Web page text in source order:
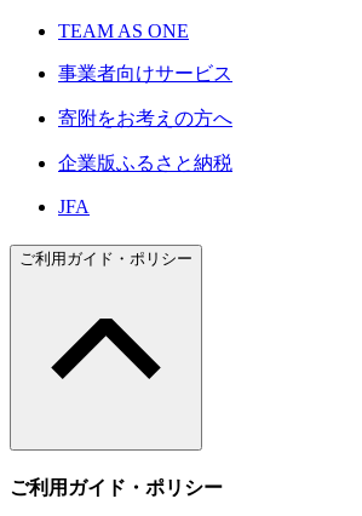
TEAM AS ONE
事業者向けサービス
寄附をお考えの方へ
企業版ふるさと納税
JFA
ご利用ガイド・ポリシー
ご利用ガイド・ポリシー